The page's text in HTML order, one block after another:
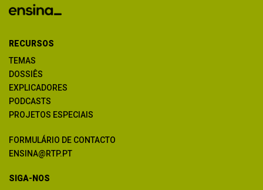
RECURSOS
TEMAS
DOSSIÊS
EXPLICADORES
PODCASTS
PROJETOS ESPECIAIS
FORMULÁRIO DE CONTACTO
ENSINA@RTP.PT
SIGA-NOS